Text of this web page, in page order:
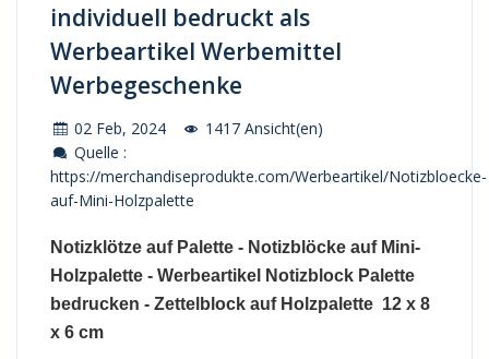
individuell bedruckt als
Werbeartikel Werbemittel
Werbegeschenke
02 Feb, 2024
1417 Ansicht(en)
Quelle :
https://merchandiseprodukte.com/Werbeartikel/Notizbloecke-
auf-Mini-Holzpalette
Notizklötze auf Palette - Notizblöcke auf Mini-
Holzpalette - Werbeartikel Notizblock Palette
bedrucken - Zettelblock auf Holzpalette 12 x 8
x 6 cm